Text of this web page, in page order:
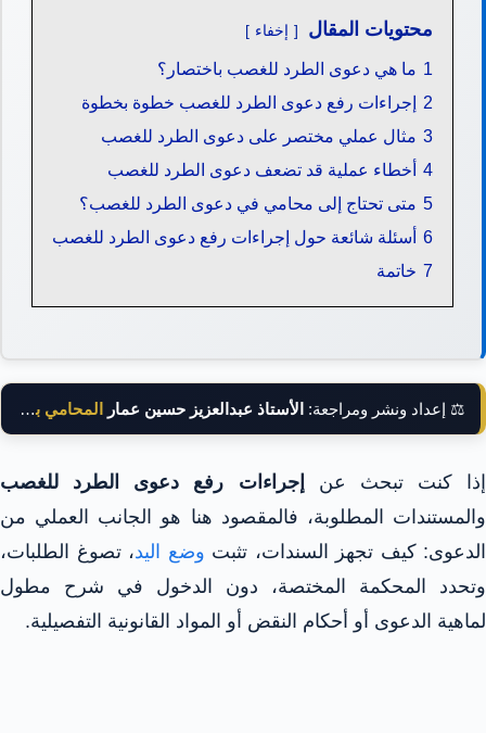
محتويات المقال إخفاء
1 ما هي دعوى الطرد للغصب باختصار؟
2 إجراءات رفع دعوى الطرد للغصب خطوة بخطوة
3 مثال عملي مختصر على دعوى الطرد للغصب
4 أخطاء عملية قد تضعف دعوى الطرد للغصب
5 متى تحتاج إلى محامي في دعوى الطرد للغصب؟
6 أسئلة شائعة حول إجراءات رفع دعوى الطرد للغصب
7 خاتمة
⚖️ إعداد ونشر ومراجعة: الأستاذ عبدالعزيز حسين عمار المحامي بالنقض
إذا كنت تبحث عن
إجراءات رفع دعوى الطرد للغصب
والمستندات المطلوبة، فالمقصود هنا هو الجانب العملي من
الدعوى: كيف تجهز السندات، تثبت وضع اليد، تصوغ الطلبات،
وتحدد المحكمة المختصة، دون الدخول في شرح مطول
لماهية الدعوى أو أحكام النقض أو المواد القانونية التفصيلية.